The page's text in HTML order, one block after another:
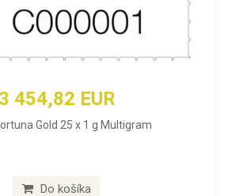
3 454,82 EUR
Gold 25 x 1 g Multigram
Do košíka